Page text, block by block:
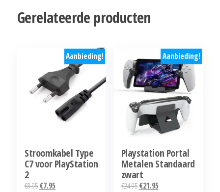
Gerelateerde producten
Aanbieding!
Stroomkabel Type
C7 voor PlayStation
2
€8.95Oorspronkelijke
€7.95
Aanbieding!
Playstation Portal
Metalen Standaard
zwart
€24.95 Oorspronkelijke
€21.95Huidige